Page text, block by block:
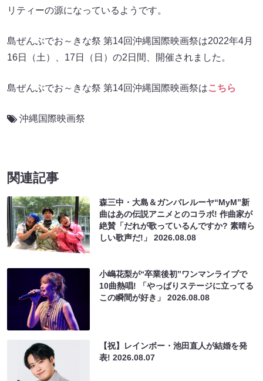
リティーの源になっているようです。
島ぜんぶでお～きな祭 第14回沖縄国際映画祭は2022年4月
16日（土）、17日（日）の2日間、開催されました。
島ぜんぶでお～きな祭 第14回沖縄国際映画祭はこちら
沖縄国際映画祭
関連記事
森三中・大島＆ガンバレルーヤ“MyM”新
曲はあの伝説アニメとのコラボ! 作曲家が
絶賛「だれが歌っているんですか? 素晴ら
しい歌声だ!」2026.08.08
小嶋花梨が“卒業後初”ワンマンライブで
10曲熱唱! 「やっぱりステージに立ってる
この瞬間が好き」2026.08.08
【祝】レインボー・池田直人が結婚を発
表!2026.08.07